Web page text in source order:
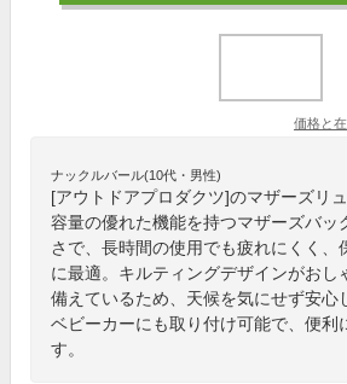
価格と
ナックルバール(10代・男性)
[アウトドアプロダクツ]のマザーズリ
容量の優れた機能を持つマザーズバッ
さで、長時間の使用でも疲れにくく、
に最適。キルティングデザインがおし
備えているため、天候を気にせず安心
ベビーカーにも取り付け可能で、便利
す。